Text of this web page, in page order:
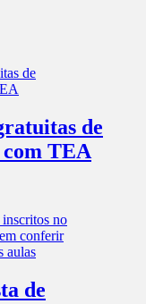
de
com TEA
de